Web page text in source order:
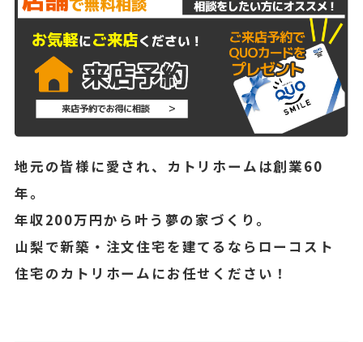
地元の皆様に愛され、カトリホームは創業60
年。
年収200万円から叶う夢の家づくり。
山梨で新築・注文住宅を建てるならローコスト
住宅のカトリホームにお任せください！